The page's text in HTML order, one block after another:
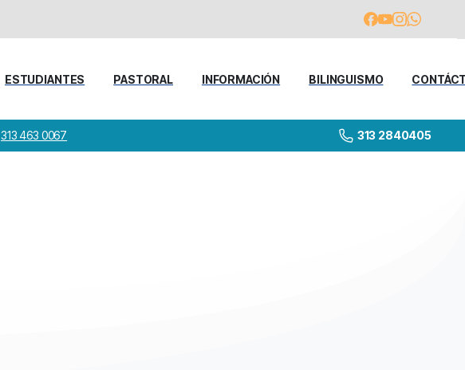
ESTUDIANTES PASTORAL INFORMACIÓN BILINGUISMO
313 463 0067 313 2840405